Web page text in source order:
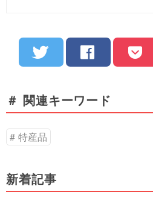
＃ 関連キーワード
特産品
新着記事